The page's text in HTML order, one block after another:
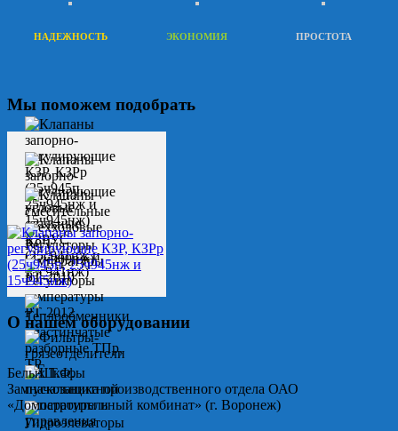
НАДЕЖНОСТЬ ЭКОНОМИЯ ПРОСТОТА
Мы поможем подобрать
О нашем оборудовании
Белых Т.Ф.
Замначальника производственного отдела ОАО
«Домостроительный комбинат» (г. Воронеж)